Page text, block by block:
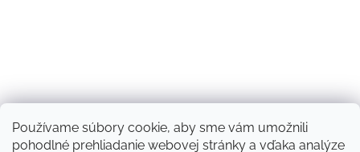
Používame súbory cookie, aby sme vám umožnili
pohodlné prehliadanie webovej stránky a vďaka analýze